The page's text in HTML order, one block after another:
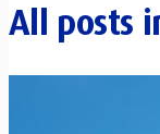
All posts